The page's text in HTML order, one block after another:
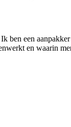
een
en waarin